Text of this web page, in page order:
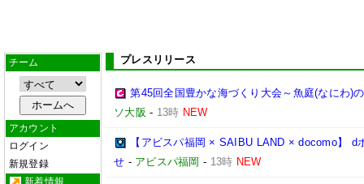
チーム
アカウント
ログイン
新規登録
新着情報
プレスリリース
第45回全国豊かな海づくり大会～魚庭(なにわ)
ソ大阪 - 13時 NEW
【アビスパ福岡 × SAIBU LAND × docomo】
せ - アビスパ福岡 - 13時 NEW